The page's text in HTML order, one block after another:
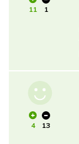
11 1
4 13